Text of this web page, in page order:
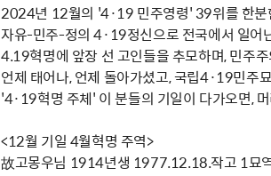
2024년 12월의 '4·19 민주영령' 39위를 한분
자유-민주-정의 4·19정신으로 전국에서 일어
4.19혁명에 앞장 선 고인들을 추모하며, 민주
언제 태어나, 언제 돌아가셨고, 국립4·19민주
'4·19혁명 주체' 이 분들의 기일이 다가오면,
<12월 기일 4월혁명 주역>
故고몽우님 1914년생 1977.12.18.작고 1묘